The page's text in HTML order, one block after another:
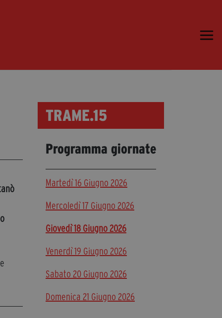
Ospiti
Media & Press
Accrediti Stampa
Cartella Stampa
Rassegna Stampa
Chi Siamo
TRAME.15
Programma giornate
Martedì 16 Giugno 2026
Mercoledì 17 Giugno 2026
Giovedì 18 Giugno 2026
Venerdì 19 Giugno 2026
Sabato 20 Giugno 2026
Domenica 21 Giugno 2026